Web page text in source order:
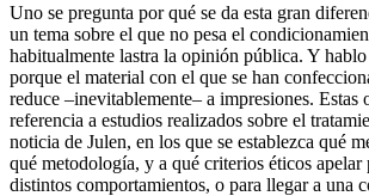
Uno se pregunta por qué se da esta gran
un tema sobre el que no pesa el
habitualmente lastra la opinión pública. Y
porque el material con el que se han
reduce –inevitablemente– a impresiones. Estas
referencia a estudios realizados sobre el
noticia de Julen, en los que se establezca qué
qué metodología, y a qué criterios éticos apelar
distintos comportamientos, o para llegar a una